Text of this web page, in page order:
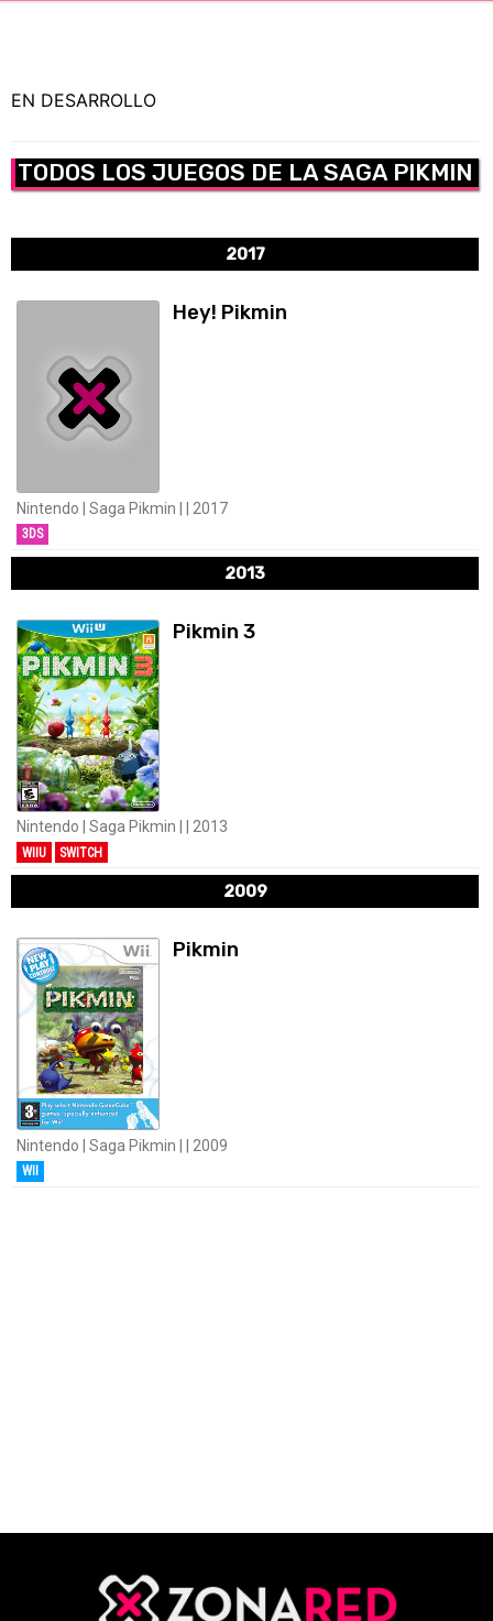
EN DESARROLLO
TODOS LOS JUEGOS DE LA SAGA PIKMIN
2017
Hey! Pikmin
Nintendo | Saga Pikmin | | 2017
3DS
2013
Pikmin 3
Nintendo | Saga Pikmin | | 2013
WIIU SWITCH
2009
Pikmin
Nintendo | Saga Pikmin | | 2009
WII